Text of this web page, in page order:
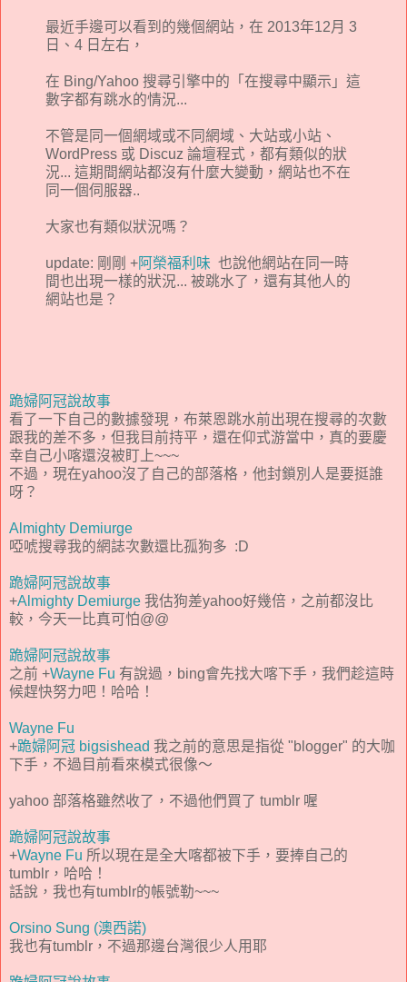
最近手邊可以看到的幾個網站，在 2013年12月 3
日、4 日左右，
在 Bing/Yahoo 搜尋引擎中的「在搜尋中顯示」這
數字都有跳水的情況...
不管是同一個網域或不同網域、大站或小站、
WordPress 或 Discuz 論壇程式，都有類似的狀
況... 這期間網站都沒有什麼大變動，網站也不在
同一個伺服器..
大家也有類似狀況嗎？
update: 剛剛 +阿榮福利味 也說他網站在同一時
間也出現一樣的狀況... 被跳水了，還有其他人的
網站也是？
跪婦阿冠說故事
看了一下自己的數據發現，布萊恩跳水前出現在搜尋的次數
跟我的差不多，但我目前持平，還在仰式游當中，真的要慶
幸自己小喀還沒被盯上~~~
不過，現在yahoo沒了自己的部落格，他封鎖別人是要挺誰
呀？
Almighty Demiurge
啞唬搜尋我的網誌次數還比孤狗多 :D
跪婦阿冠說故事
+Almighty Demiurge 我估狗差yahoo好幾倍，之前都沒比
較，今天一比真可怕@@
跪婦阿冠說故事
之前 +Wayne Fu 有說過，bing會先找大喀下手，我們趁這時
候趕快努力吧！哈哈！
Wayne Fu
+跪婦阿冠 bigsishead 我之前的意思是指從 "blogger" 的大咖
下手，不過目前看來模式很像～
yahoo 部落格雖然收了，不過他們買了 tumblr 喔
跪婦阿冠說故事
+Wayne Fu 所以現在是全大喀都被下手，要捧自己的
tumblr，哈哈！
話說，我也有tumblr的帳號勒~~~
Orsino Sung (澳西諾)
我也有tumblr，不過那邊台灣很少人用耶